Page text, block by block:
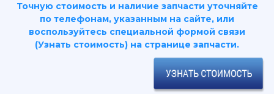
Точную стоимость и наличие запчасти уточняйте
по телефонам, указанным на сайте, или
воспользуйтесь специальной формой связи
(Узнать стоимость) на странице запчасти.